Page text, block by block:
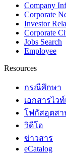
Company
Corporate
Investor
Corporate
Jobs Search
Employee
Resources
กรณีศึกษา
เอกสารไวท์
โฟกัสอุตสา
วิดีโอ
ข่าวสาร
eCatalog